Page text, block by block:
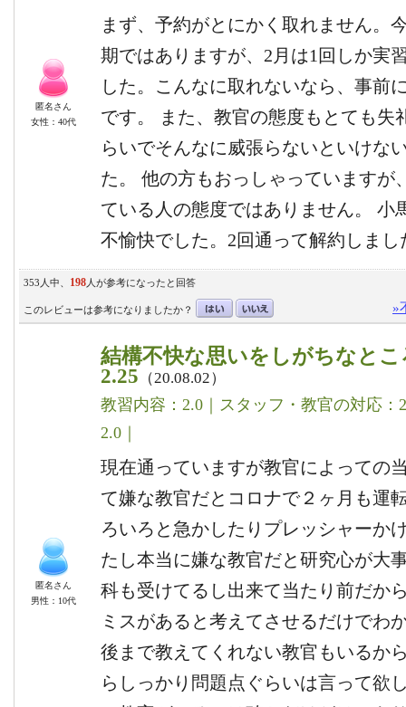
匿名さん
女性：40代
まず、予約がとにかく取れません。
期ではありますが、2月は1回しか実
した。こんなに取れないなら、事前
です。 また、教官の態度もとても失
らいでそんなに威張らないといけな
た。 他の方もおっしゃっていますが
ている人の態度ではありません。 小
不愉快でした。2回通って解約しまし
353人中、 198 人が参考になったと回答
このレビューは参考になりましたか？ »
匿名さん
男性：10代
結構不快な思いをしがちなと
2.25 （20.08.02）
教習内容：2.0｜スタッフ・教官の対応：
2.0｜
現在通っていますが教官によっての
て嫌な教官だとコロナで２ヶ月も運
ろいろと急かしたりプレッシャーか
たし本当に嫌な教官だと研究心が大
科も受けてるし出来て当たり前だか
ミスがあると考えてさせるだけでわ
後まで教えてくれない教官もいるか
らしっかり問題点ぐらいは言って欲